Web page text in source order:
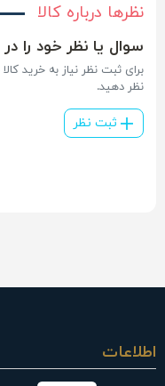
نظرها درباره کالا
سوال یا نظر خود را
برای ثبت نظر نیاز به خرید
نظر دهید.
ثبت نظر
اطلاعات